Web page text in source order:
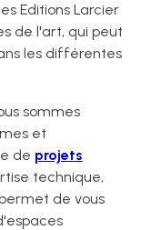
Editions Larcier
de l'art, qui peut
les différentes
sommes
et
de projets
technique,
de vous